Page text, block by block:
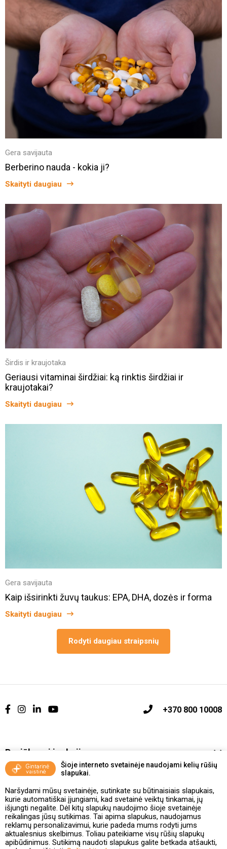
Šioje interneto svetainėje naudojami kelių rūšių
slapukai.
Naršydami mūsų svetainėje, sutinkate su būtinaisiais slapukais,
kurie automatiškai įjungiami, kad svetainė veiktų tinkamai, jų
išjungti negalite. Dėl kitų slapukų naudojimo šioje svetainėje
reikalingas jūsų sutikimas. Tai apima slapukus, naudojamus
reklamų personalizavimui, kurie padeda mums rodyti jums
aktualesnius skelbimus. Toliau pateikiame visų rūšių slapukų
apibūdinimus. Sutikimą naudoti slapukus galite betkada atšaukti,
Gera savijauta
Berberino nauda - kokia ji?
Skaityti daugiau
Širdis ir kraujotaka
Geriausi vitaminai širdžiai: ką rinktis širdžiai ir
kraujotakai?
Skaityti daugiau
Gera savijauta
Kaip išsirinkti žuvų taukus: EPA, DHA, dozės ir forma
Skaityti daugiau
Rodyti daugiau straipsnių
+370 800 10008
Pasiūlymai ir akcijos
Vakcinavimo tvarka ir taisyklės
Kontaktai ir Karjera
Taisyklės ir politika